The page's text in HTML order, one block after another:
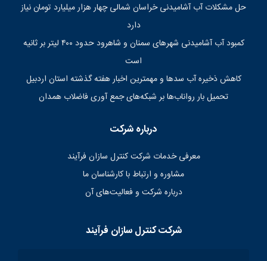
حل مشکلات آب آشامیدنی خراسان شمالی چهار هزار میلیارد تومان نیاز
دارد
کمبود آب آشامیدنی شهرهای سمنان و شاهرود حدود ۴۰۰ لیتر بر ثانیه
است
کاهش ذخیره آب سدها و مهمترین اخبار هفته گذشته استان اردبیل
تحمیل بار رواناب‌ها بر شبکه‌های جمع آوری فاضلاب همدان
درباره شرکت
معرفی خدمات شرکت کنترل سازان فرآیند
مشاوره و ارتباط با کارشناسان ما
درباره شرکت و فعالیت‌های آن
شرکت کنترل سازان فرآیند